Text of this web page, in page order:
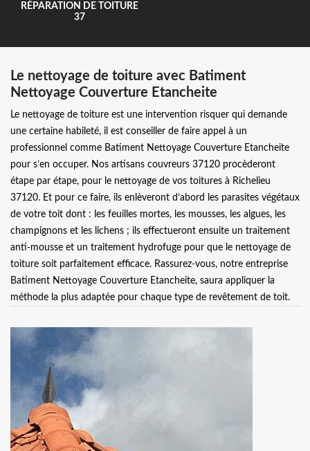
RÉPARATION DE TOITURE
37
Le nettoyage de toiture avec Batiment
Nettoyage Couverture Etancheite
Le nettoyage de toiture est une intervention risquer qui demande
une certaine habileté, il est conseiller de faire appel à un
professionnel comme Batiment Nettoyage Couverture Etancheite
pour s’en occuper. Nos artisans couvreurs 37120 procèderont
étape par étape, pour le nettoyage de vos toitures à Richelieu
37120. Et pour ce faire, ils enlèveront d’abord les parasites végétaux
de votre toit dont : les feuilles mortes, les mousses, les algues, les
champignons et les lichens ; ils effectueront ensuite un traitement
anti-mousse et un traitement hydrofuge pour que le nettoyage de
toiture soit parfaitement efficace. Rassurez-vous, notre entreprise
Batiment Nettoyage Couverture Etancheite, saura appliquer la
méthode la plus adaptée pour chaque type de revêtement de toit.